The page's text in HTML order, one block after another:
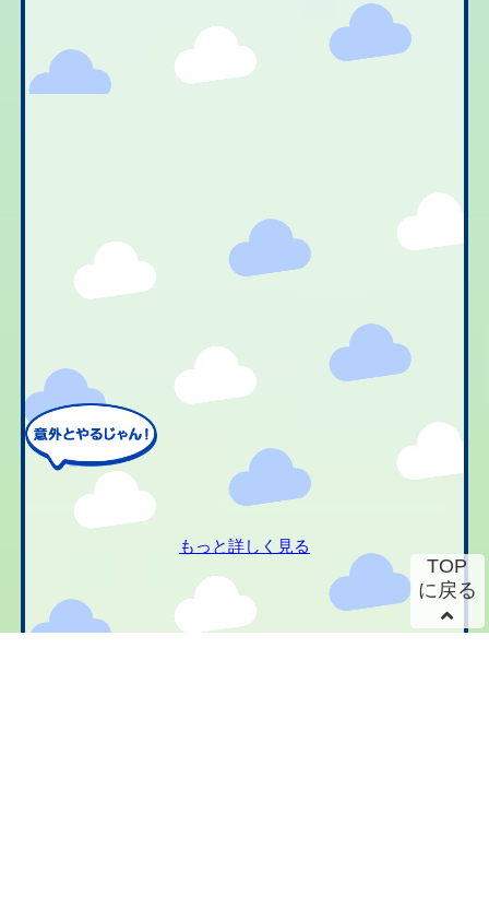
もっと詳しく見る
TOP
に戻る